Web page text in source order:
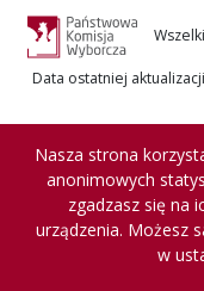
Data ostatniej aktualizacji
Nasza strona
anonimowych
zgadzasz się na
urządzenia. Możesz
w